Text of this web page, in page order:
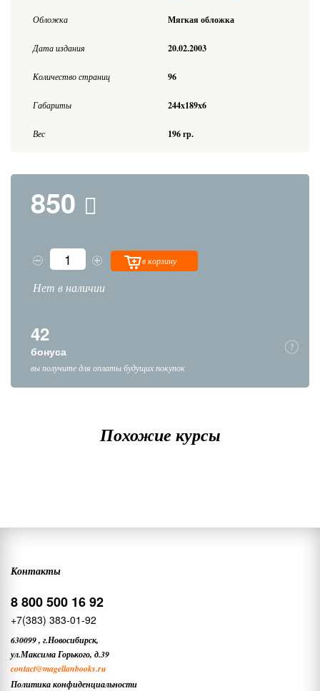
Обложка Мягкая обложка
Дата издания 20.02.2003
Количество страниц 96
Габариты 244x189x6
Вес 196 гр.
850
в корзину
Нет в наличии
42
бонуса
вы получите для оплаты будущих покупок
Похожие курсы
Контакты
8 800 500 16 92
+7(383) 383-01-92
630099, г.Новосибирск,
ул.Максима Горького, д.39
contact@magellanbooks.ru
Политика конфиденциальности